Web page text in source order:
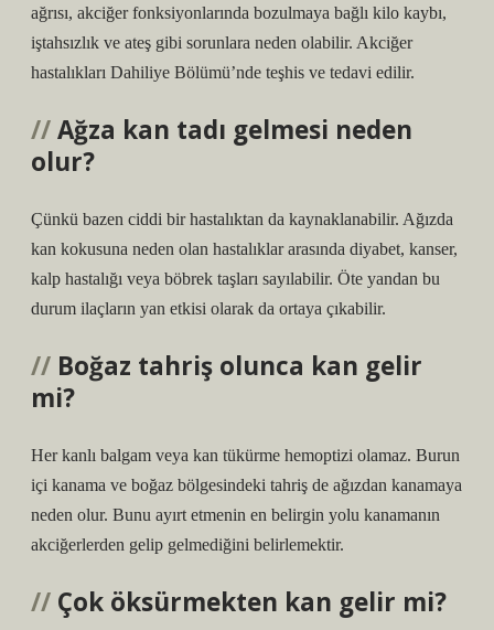
ağrısı, akciğer fonksiyonlarında bozulmaya bağlı kilo kaybı,
iştahsızlık ve ateş gibi sorunlara neden olabilir. Akciğer
hastalıkları Dahiliye Bölümü’nde teşhis ve tedavi edilir.
Ağza kan tadı gelmesi neden
olur?
Çünkü bazen ciddi bir hastalıktan da kaynaklanabilir. Ağızda
kan kokusuna neden olan hastalıklar arasında diyabet, kanser,
kalp hastalığı veya böbrek taşları sayılabilir. Öte yandan bu
durum ilaçların yan etkisi olarak da ortaya çıkabilir.
Boğaz tahriş olunca kan gelir
mi?
Her kanlı balgam veya kan tükürme hemoptizi olamaz. Burun
içi kanama ve boğaz bölgesindeki tahriş de ağızdan kanamaya
neden olur. Bunu ayırt etmenin en belirgin yolu kanamanın
akciğerlerden gelip gelmediğini belirlemektir.
Çok öksürmekten kan gelir mi?